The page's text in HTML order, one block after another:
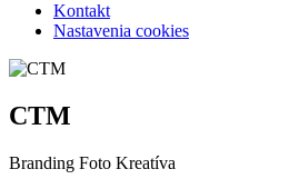
Kontakt
Nastavenia cookies
CTM
Branding Foto Kreatíva